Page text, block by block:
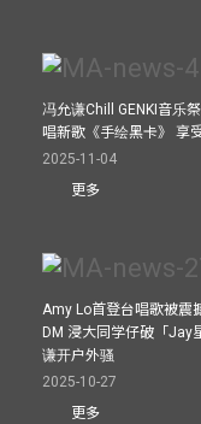
冯允谦Chill GENKI音乐
唱新歌《手绘黑卡》 享
2025-11-04
更多
Amy Lo首登台唱歌被震
DM 浸大同学仔破「Jay
谦开户外骚
2025-10-27
更多